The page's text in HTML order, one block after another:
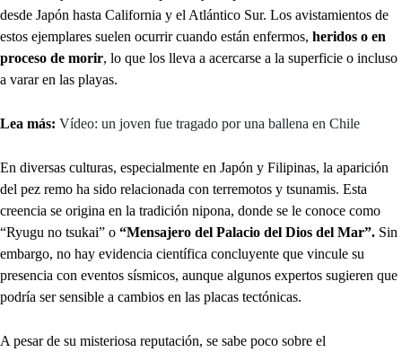
desde Japón hasta California y el Atlántico Sur. Los avistamientos de
estos ejemplares suelen ocurrir cuando están enfermos, heridos o en
proceso de morir, lo que los lleva a acercarse a la superficie o incluso
a varar en las playas.
Lea más: Vídeo: un joven fue tragado por una ballena en Chile
En diversas culturas, especialmente en Japón y Filipinas, la aparición
del pez remo ha sido relacionada con terremotos y tsunamis. Esta
creencia se origina en la tradición nipona, donde se le conoce como
“Ryugu no tsukai” o “Mensajero del Palacio del Dios del Mar”. Sin
embargo, no hay evidencia científica concluyente que vincule su
presencia con eventos sísmicos, aunque algunos expertos sugieren que
podría ser sensible a cambios en las placas tectónicas.
A pesar de su misteriosa reputación, se sabe poco sobre el